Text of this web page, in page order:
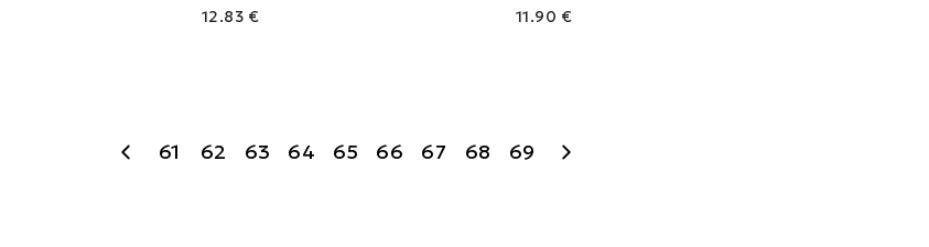
12.83 € 11.90 €
61 62 63 64 65 66 67 68 69